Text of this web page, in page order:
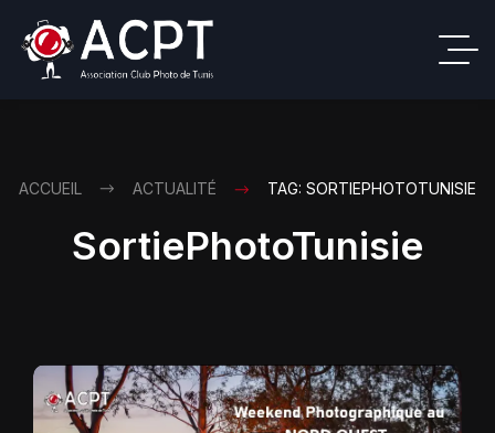
ACCUEIL ACTUALITÉ TAG: SORTIEPHOTOTUNISIE
SortiePhotoTunisie